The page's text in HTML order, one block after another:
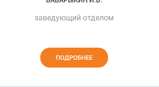
заведующий отделом
ПОДРОБНЕЕ